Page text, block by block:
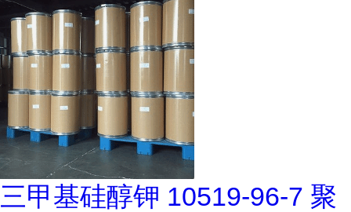
三甲基硅醇钾 10519-96-7 聚